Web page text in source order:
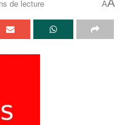
de lecture AA